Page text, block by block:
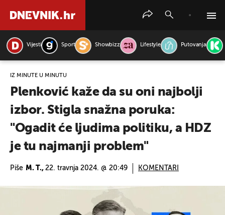
Vijesti Sport Showbizz Lifestyle Putovanja
IZ MINUTE U MINUTU
Plenković kaže da su oni najbolji
izbor. Stigla snažna poruka:
"Ogadit će ljudima politiku, a HDZ
je tu najmanji problem"
Piše M. T., 22. travnja 2024. @ 20:49 KOMENTARI
PRETRAŽITE VIJESTI